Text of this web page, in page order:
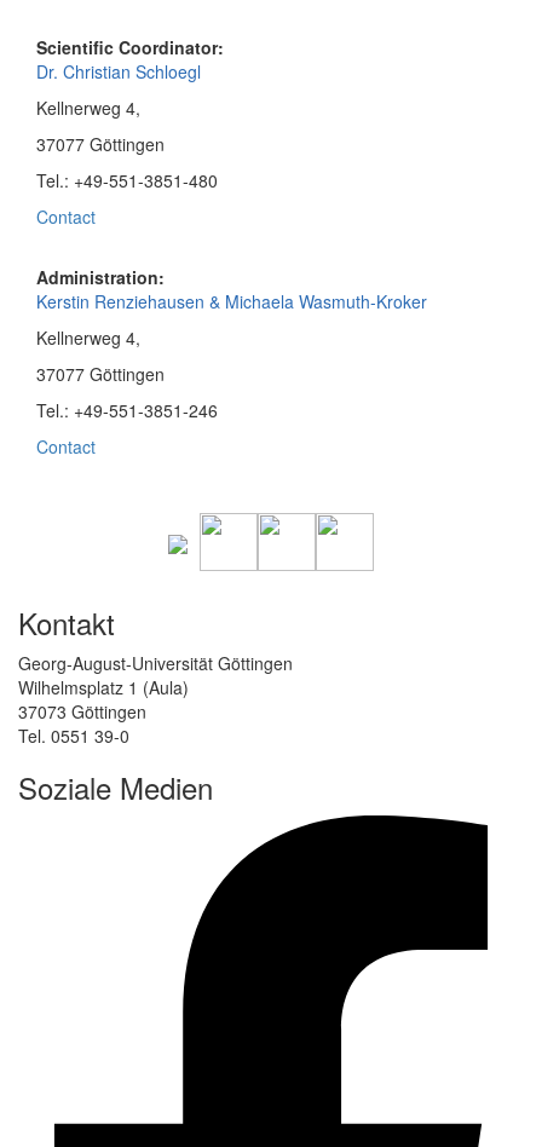
Scientific Coordinator:
Dr. Christian Schloegl
Kellnerweg 4,
37077 Göttingen
Tel.: +49-551-3851-480
Contact
Administration:
Kerstin Renziehausen & Michaela Wasmuth-Kroker
Kellnerweg 4,
37077 Göttingen
Tel.: +49-551-3851-246
Contact
Kontakt
Georg-August-Universität Göttingen
Wilhelmsplatz 1 (Aula)
37073 Göttingen
Tel. 0551 39-0
Soziale Medien